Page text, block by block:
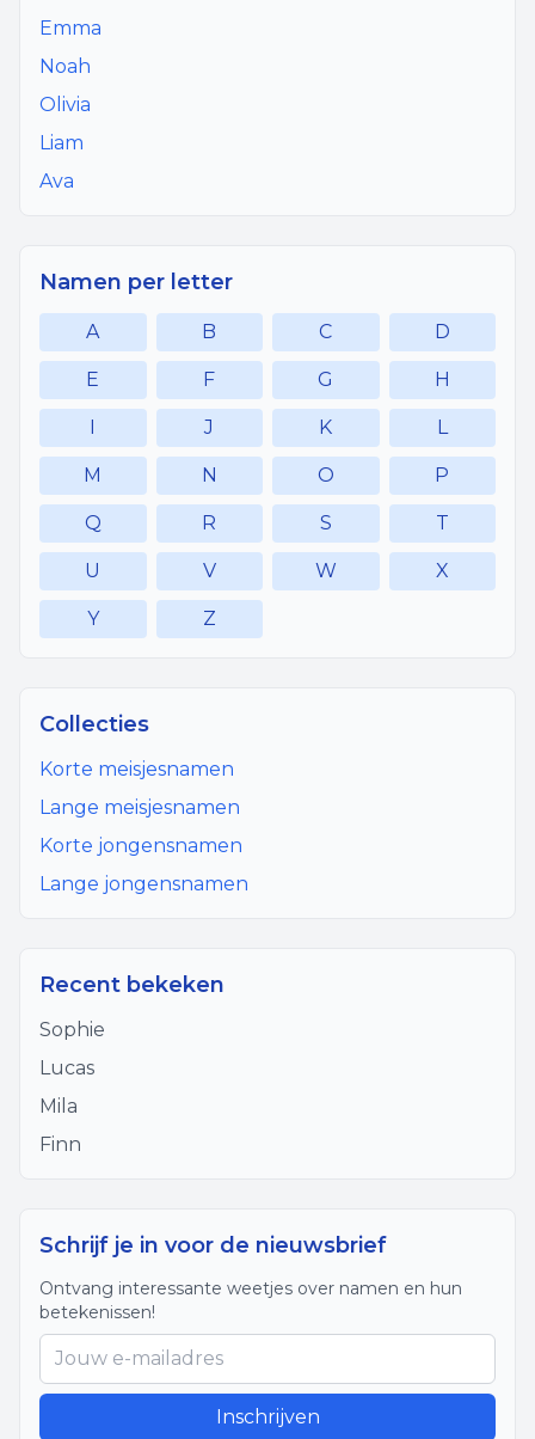
Emma
Noah
Olivia
Liam
Ava
Namen per letter
A B C D
E F G H
I J K L
M N O P
Q R S T
U V W X
Y Z
Collecties
Korte meisjesnamen
Lange meisjesnamen
Korte jongensnamen
Lange jongensnamen
Recent bekeken
Sophie
Lucas
Mila
Finn
Schrijf je in voor de nieuwsbrief
Ontvang interessante weetjes over namen en hun
betekenissen!
Inschrijven